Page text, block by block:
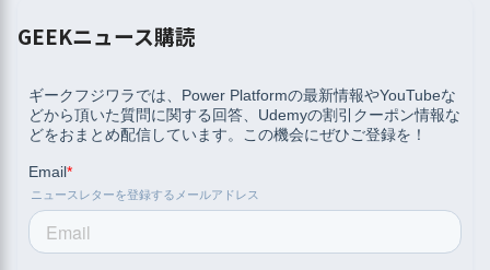
GEEKニュース購読